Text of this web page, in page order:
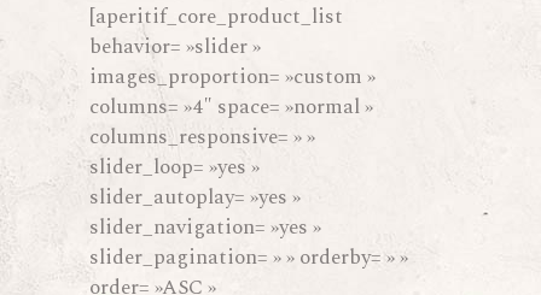
[aperitif_core_product_list
behavior= »slider »
images_proportion= »custom »
columns= »4″ space= »normal »
columns_responsive= » »
slider_loop= »yes »
slider_autoplay= »yes »
slider_navigation= »yes »
slider_pagination= » » orderby= » »
order= »ASC »